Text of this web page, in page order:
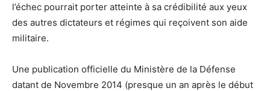
l’échec pourrait porter atteinte à sa crédibilité aux yeux
des autres dictateurs et régimes qui reçoivent son aide
militaire.
Une publication officielle du Ministère de la Défense
datant de Novembre 2014 (presque un an après le début